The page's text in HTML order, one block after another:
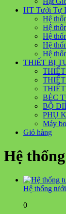
HT Tưới Tự
Hệ
Hệ
Hệ
Hệ
Hệ
THIẾT BỊ
BÉC
BỘ
PHỤ
Máy
Giỏ hàng
Hệ
Hệ thống
0